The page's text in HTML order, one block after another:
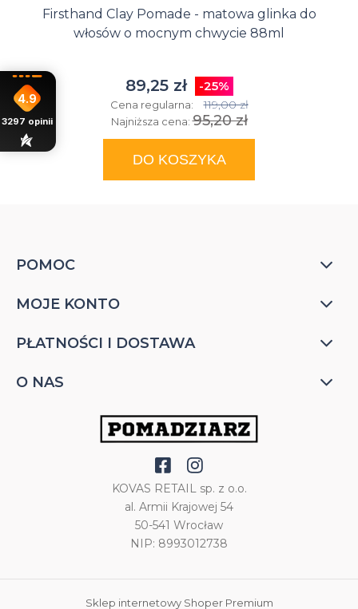
Firsthand Clay Pomade - matowa glinka do
włosów o mocnym chwycie 88ml
89,25 zł -25%
Cena regularna: 119,00 zł
Najniższa cena:95,20 zł
DO KOSZYKA
POMOC
MOJE KONTO
PŁATNOŚCI I DOSTAWA
O NAS
KOVAS RETAIL sp. z o.o.
al. Armii Krajowej 54
50-541 Wrocław
NIP: 8993012738
4.9
3297 opinii
Sklep internetowy Shoper Premium